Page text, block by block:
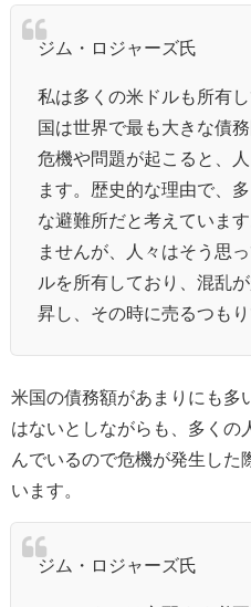
ジム・ロジャーズ氏
私は多くの米ドルも所有
国は世界で最も大きな債
危機や問題が起こると、
ます。歴史的な理由で、
な避難所だと考えていま
ませんが、人々はそう思
ルを所有しており、混乱
昇し、その時に売るつもり
米国の債務額があまりにも多
はないとしながらも、多くの
んでいるので危機が発生した
います。
ジム・ロジャーズ氏